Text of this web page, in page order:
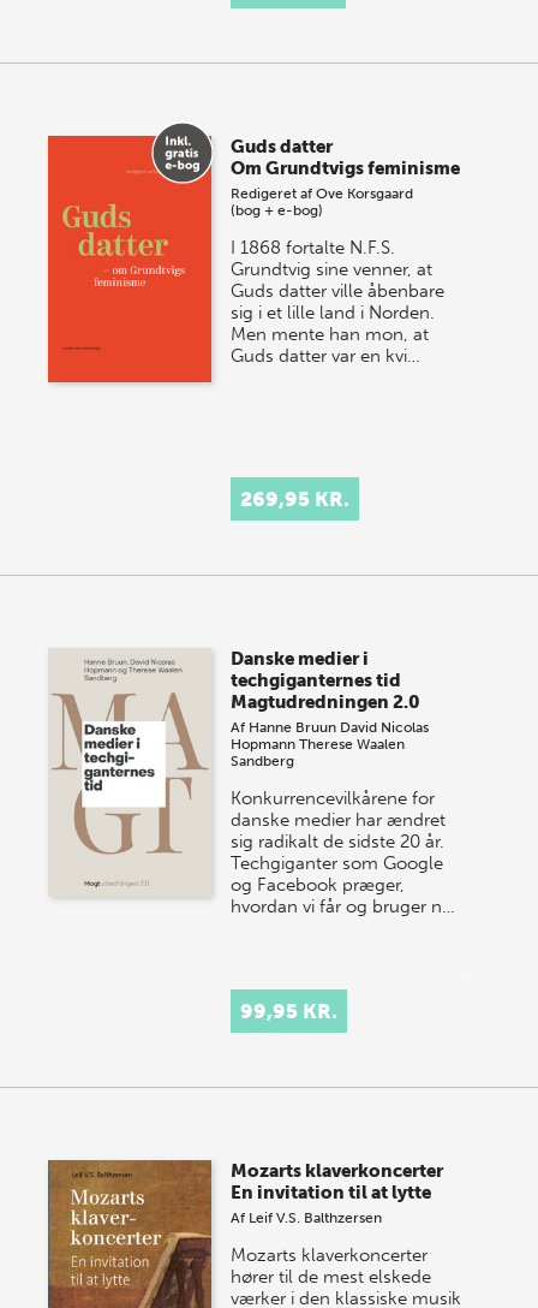
Guds datter
Om Grundtvigs feminisme
Redigeret afOve Korsgaard
(bog + e-bog)
I 1868 fortalte N.F.S.
Grundtvig sine venner, at
Guds datter ville åbenbare
sig i et lille land i Norden.
Men mente han mon, at
Guds datter var en kvi…
269,95 KR.
Danske medier i
techgiganternes tid
Magtudredningen 2.0
Af Hanne Bruun David Nicolas
Hopmann Therese Waalen
Sandberg
Konkurrencevilkårene for
danske medier har ændret
sig radikalt de sidste 20 år.
Techgiganter som Google
og Facebook præger,
hvordan vi får og bruger n…
99,95 KR.
Mozarts klaverkoncerter
En invitation til at lytte
Af Leif V.S. Balthzersen
Mozarts klaverkoncerter
hører til de mest elskede
værker i den klassiske musik